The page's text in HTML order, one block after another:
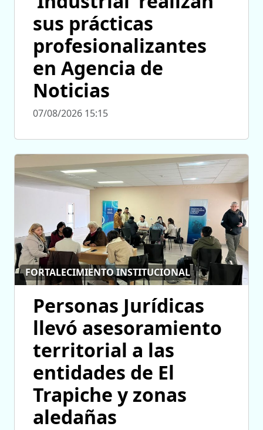
sus prácticas
profesionalizantes
en Agencia de
Noticias
07/08/2026 15:15
FORTALECIMIENTO INSTITUCIONAL
Personas Jurídicas
llevó asesoramiento
territorial a las
entidades de El
Trapiche y zonas
aledañas